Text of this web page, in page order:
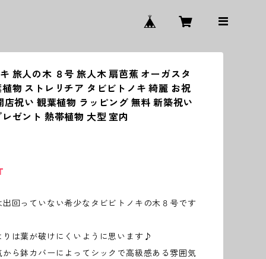
旅人の木 ８号 旅人木 扇芭蕉 オーガスタ
物 ストレリチア タビビトノキ 綺麗 お祝
店祝い 観葉植物 ラッピング 無料 新築祝い
ゼント 熱帯植物 大型 室内
回っていない希少なタビビトノキの木８号です
りは葉が破けにくいように思います♪
ら鉢カバーによってシックで高級感ある雰囲気